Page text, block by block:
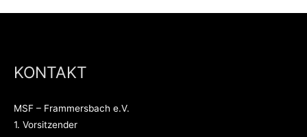
KONTAKT
MSF – Frammersbach e.V.
1. Vorsitzender